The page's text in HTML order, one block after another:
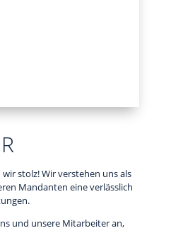
stolz! Wir verstehen uns als
Mandanten eine verlässlich
und unsere Mitarbeiter an,